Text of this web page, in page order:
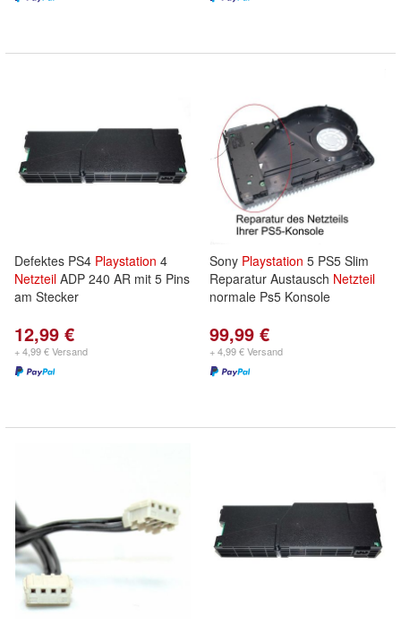
Defektes PS4 Playstation 4
Netzteil ADP 240 AR mit 5 Pins
am Stecker
12,99 €
+ 4,99 € Versand
Sony Playstation 5 PS5 Slim
Reparatur Austausch Netzteil
normale Ps5 Konsole
99,99 €
+ 4,99 € Versand